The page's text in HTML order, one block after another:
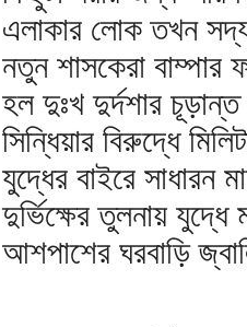
এলাকার লোক তখন
নতুন শাসকেরা বাম্পার
হল দুঃখ দুর্দশার
সিন্ধিয়ার বিরুদ্ধে
যুদ্ধের বাইরে সাধারন
দুর্ভিক্ষের তুলনায়
আশপাশের ঘরবাড়ি